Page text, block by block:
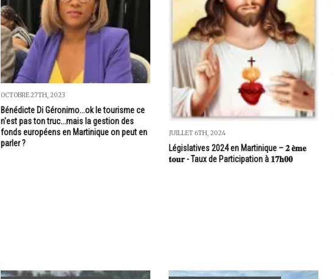
OCTOBRE 27TH, 2023
Bénédicte Di Géronimo...ok le tourisme ce
n'est pas ton truc...mais la gestion des
fonds européens en Martinique on peut en
parler ?
JUILLET 6TH, 2024
Législatives 2024 en Martinique – 𝟐 𝐞̀𝐦𝐞
𝐭𝐨𝐮𝐫 - Taux de Participation à 𝟏𝟕𝐡𝟎𝟎